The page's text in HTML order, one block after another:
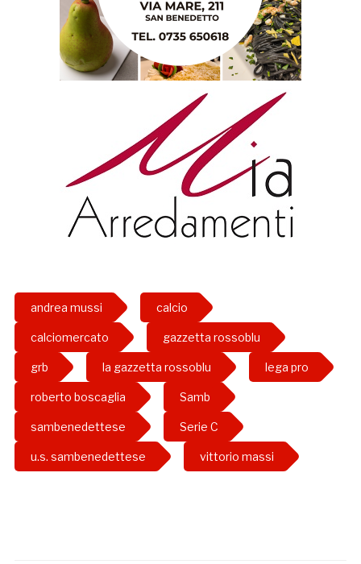
andrea mussi calcio
calciomercato gazzetta rossoblu
grb la gazzetta rossoblu lega pro
roberto boscaglia Samb
sambenedettese Serie C
u.s. sambenedettese vittorio massi